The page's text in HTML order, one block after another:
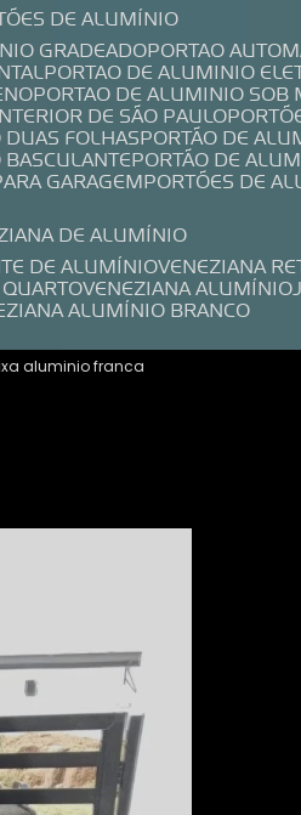
DE ALUMÍNIO
GRADEADO PORTAO
PORTAO DE ALUMINIO
PORTAO DE ALUMINIO
DE SÃO PAULO
DUAS FOLHAS PORTÃO DE
BASCULANTE PORTÃO DE
GARAGEM PORTÕES DE
DE ALUMÍNIO
DE ALUMÍNIO VENEZIANA
VENEZIANA ALUMÍNIO
ALUMÍNIO BRANCO
aluminio franca